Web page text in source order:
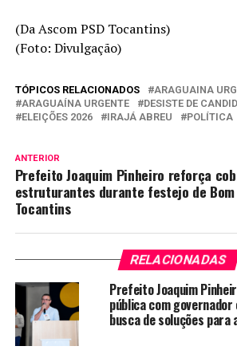
(Da Ascom PSD Tocantins)
(Foto: Divulgação)
TÓPICOS RELACIONADOS
ARAGUAINA
ARAGUAÍNA URGENTE
DESISTE DE
ELEIÇÕES 2026
IRAJÁ ABREU POLÍTICA
ANTERIOR
Prefeito Joaquim Pinheiro reforça
estruturantes durante festejo de Bom
Tocantins
RELACIONADAS
Prefeito Joaquim
pública com
busca de soluções para